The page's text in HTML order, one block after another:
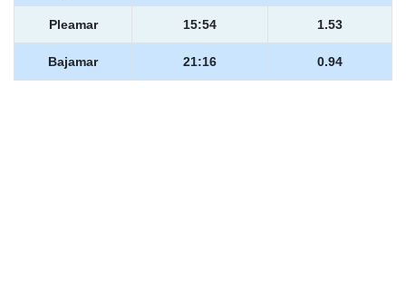
Pleamar 15:54 1.53
Bajamar 21:16 0.94